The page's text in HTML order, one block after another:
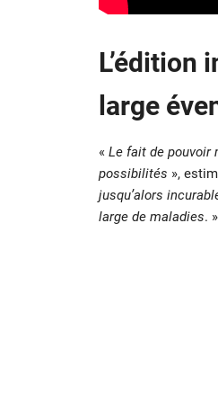
L’édition
large
« Le fait de pouvoir
possibilités »,
jusqu’alors
large de maladies. »